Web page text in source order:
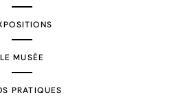
LE MUSÉE
PRATIQUES